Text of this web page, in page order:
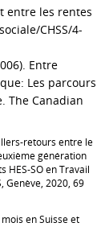
entre les rentes
CHSS/4-
Entre
Les parcours
The Canadian
retours entre le
génération
HES-SO en Travail
Genève, 2020, 69
en Suisse et